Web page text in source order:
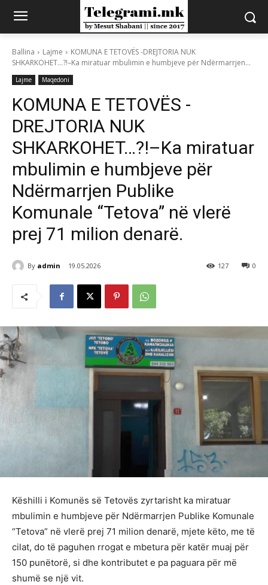
Ballina Lajme
KOMUNA E TETOVËS -DREJTORIA NUK
SHKARKOHET…?!–Ka miratuar mbulimin e humbjeve për Ndërmarrjen...
Lajme Maqedoni
KOMUNA E TETOVËS -
DREJTORIA NUK
SHKARKOHET…?!–Ka miratuar
mbulimin e humbjeve për
Ndërmarrjen Publike
Komunale “Tetova” në vlerë
prej 71 milion denarë.
By admin 19.05.2026 0
127
Këshilli i Komunës së Tetovës zyrtarisht ka miratuar
mbulimin e humbjeve për Ndërmarrjen Publike Komunale
“Tetova” në vlerë prej 71 milion denarë, mjete këto, me të
cilat, do të paguhen rrogat e mbetura për katër muaj për
150 punëtorë, si dhe kontributet e pa paguara për më
shumë se një vit.